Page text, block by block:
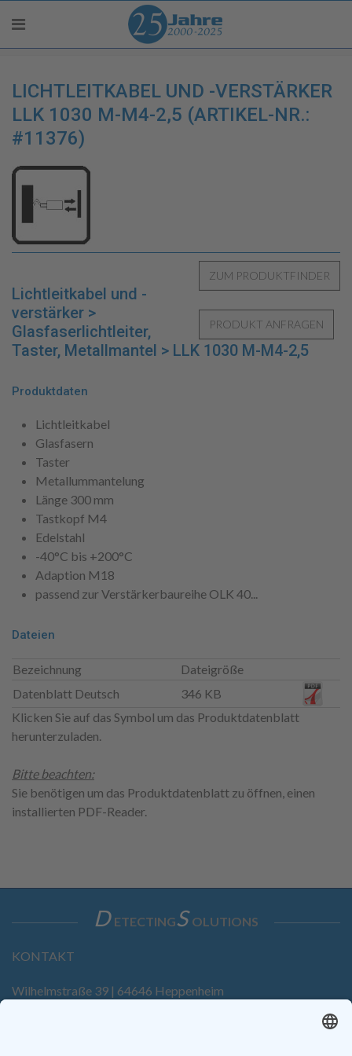
LICHTLEITKABEL UND -VERSTÄRKER
LLK 1030 M-M4-2,5 (ARTIKEL-NR.:
#11376)
Lichtleitkabel und -
verstärker >
Glasfaserlichtleiter,
Taster, Metallmantel > LLK 1030 M-M4-2,5
Produktdaten
Lichtleitkabel
Glasfasern
Taster
Metallummantelung
Länge 300 mm
Tastkopf M4
Edelstahl
-40°C bis +200°C
Adaption M18
passend zur Verstärkerbaureihe OLK 40...
Dateien
Bezeichnung
Dateigröße
Datenblatt Deutsch
346 KB
Klicken Sie auf das Symbol um das Produktdatenblatt
herunterzuladen.
Bitte beachten:
Sie benötigen um das Produktdatenblatt zu öffnen, einen
installierten PDF-Reader.
D ETECTINGS OLUTIONS
KONTAKT
Wilhelmstraße 39 | 64646 Heppenheim